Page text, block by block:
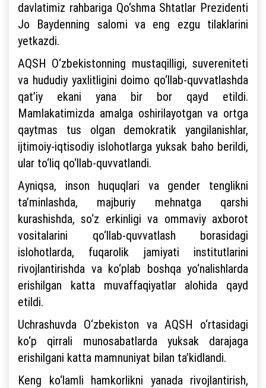
davlatimiz rahbariga Qo‘shma Shtatlar Prezidenti
Jo Baydenning salomi va eng ezgu tilaklarini
yetkazdi.
AQSH O‘zbekistonning mustaqilligi, suvereniteti
va hududiy yaxlitligini doimo qo‘llab-quvvatlashda
qat’iy ekani yana bir bor qayd etildi.
Mamlakatimizda amalga oshirilayotgan va ortga
qaytmas tus olgan demokratik yangilanishlar,
ijtimoiy-iqtisodiy islohotlarga yuksak baho berildi,
ular to‘liq qo‘llab-quvvatlandi.
Ayniqsa, inson huquqlari va gender tenglikni
ta’minlashda, majburiy mehnatga qarshi
kurashishda, so‘z erkinligi va ommaviy axborot
vositalarini qo‘llab-quvvatlash borasidagi
islohotlarda, fuqarolik jamiyati institutlarini
rivojlantirishda va ko‘plab boshqa yo‘nalishlarda
erishilgan katta muvaffaqiyatlar alohida qayd
etildi.
Uchrashuvda O‘zbekiston va AQSH o‘rtasidagi
ko‘p qirrali munosabatlarda yuksak darajaga
erishilgani katta mamnuniyat bilan ta’kidlandi.
Keng ko‘lamli hamkorlikni yanada rivojlantirish,